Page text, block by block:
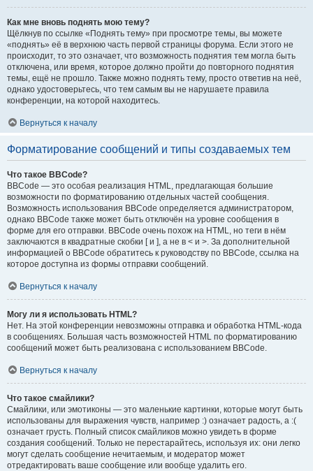
Как мне вновь поднять мою тему?
Щёлкнув по ссылке «Поднять тему» при просмотре темы, вы можете
«поднять» её в верхнюю часть первой страницы форума. Если этого не
происходит, то это означает, что возможность поднятия тем могла быть
отключена, или время, которое должно пройти до повторного поднятия
темы, ещё не прошло. Также можно поднять тему, просто ответив на неё,
однако удостоверьтесь, что тем самым вы не нарушаете правила
конференции, на которой находитесь.
Вернуться к началу
Форматирование сообщений и типы создаваемых тем
Что такое BBCode?
BBCode — это особая реализация HTML, предлагающая большие
возможности по форматированию отдельных частей сообщения.
Возможность использования BBCode определяется администратором,
однако BBCode также может быть отключён на уровне сообщения в
форме для его отправки. BBCode очень похож на HTML, но теги в нём
заключаются в квадратные скобки [ и ], а не в < и >. За дополнительной
информацией о BBCode обратитесь к руководству по BBCode, ссылка на
которое доступна из формы отправки сообщений.
Вернуться к началу
Могу ли я использовать HTML?
Нет. На этой конференции невозможны отправка и обработка HTML-кода
в сообщениях. Большая часть возможностей HTML по форматированию
сообщений может быть реализована с использованием BBCode.
Вернуться к началу
Что такое смайлики?
Смайлики, или эмотиконы — это маленькие картинки, которые могут быть
использованы для выражения чувств, например :) означает радость, а :(
означает грусть. Полный список смайликов можно увидеть в форме
создания сообщений. Только не перестарайтесь, используя их: они легко
могут сделать сообщение нечитаемым, и модератор может
отредактировать ваше сообщение или вообще удалить его.